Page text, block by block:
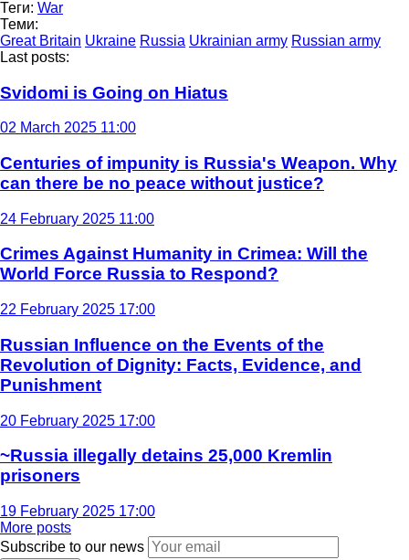
Теги: War
Теми:
Great Britain Ukraine Russia Ukrainian army Russian army
Last posts:
Svidomi is Going on Hiatus
02 March 2025 11:00
Centuries of impunity is Russia's Weapon. Why
can there be no peace without justice?
24 February 2025 11:00
Crimes Against Humanity in Crimea: Will the
World Force Russia to Respond?
22 February 2025 17:00
Russian Influence on the Events of the
Revolution of Dignity: Facts, Evidence, and
Punishment
20 February 2025 17:00
~Russia illegally detains 25,000 Kremlin
prisoners
19 February 2025 17:00
More posts
Subscribe to our news